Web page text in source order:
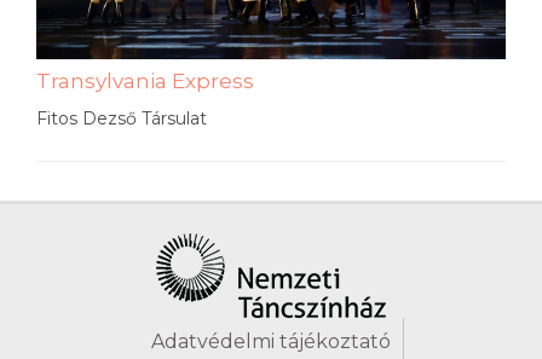
Transylvania Express
Fitos Dezső Társulat
Adatvédelmi tájékoztató